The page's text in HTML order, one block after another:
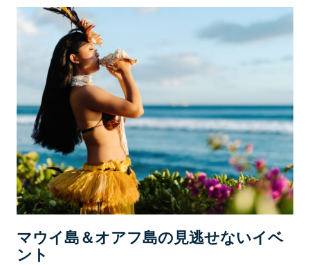
マウイ島＆オアフ島の見逃せないイベ
ント